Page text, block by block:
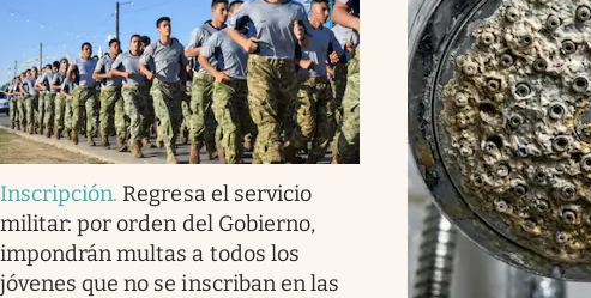
Inscripción. Regresa el servicio
militar: por orden del Gobierno,
impondrán multas a todos los
jóvenes que no se inscriban en las